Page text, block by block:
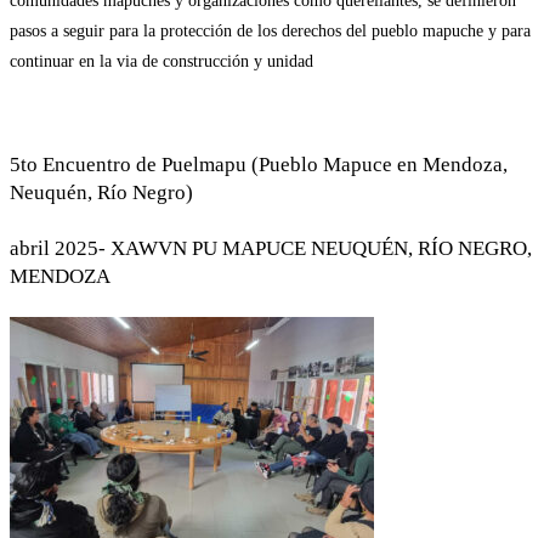
pasos a seguir para la protección de los derechos del pueblo mapuche y para
continuar en la via de construcción y unidad
5to Encuentro de Puelmapu (Pueblo Mapuce en Mendoza,
Neuquén, Río Negro)
abril 2025- XAWVN PU MAPUCE NEUQUÉN, RÍO NEGRO,
MENDOZA